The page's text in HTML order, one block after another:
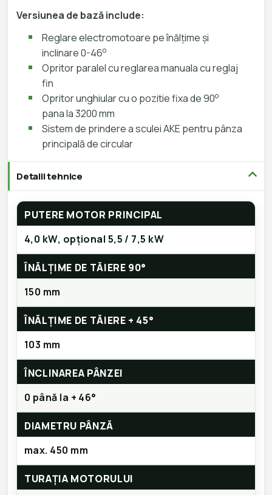
Versiunea de bază include:
Reglare electromotoare pe înălțime și
inclinare 0-46o
Opritor paralel cu reglarea manuala cu reglaj
fin
Opritor unghiular cu o pozitie fixa de 90o
pana la 3200 mm
Sistem de prindere a sculei AKE pentru pânza
principală de circular
Detalii tehnice
PUTERE MOTOR PRINCIPAL
4,0 kW, opțional 5,5 / 7,5 kW
ÎNĂLȚIME DE TĂIERE 90°
150 mm
ÎNĂLȚIME DE TĂIERE + 45°
103 mm
ÎNCLINAREA PÂNZEI
0 până la + 46°
DIAMETRU PÂNZĂ
max. 450 mm
TURAȚIA MOTORULUI